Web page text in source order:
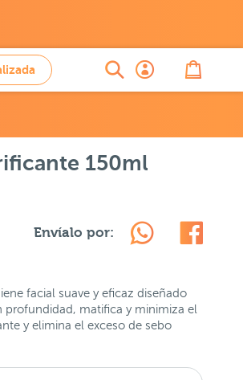
150ml
Envíalo por:
facial suave y eficaz diseñado
profundidad, matifica y minimiza el
y elimina el exceso de sebo